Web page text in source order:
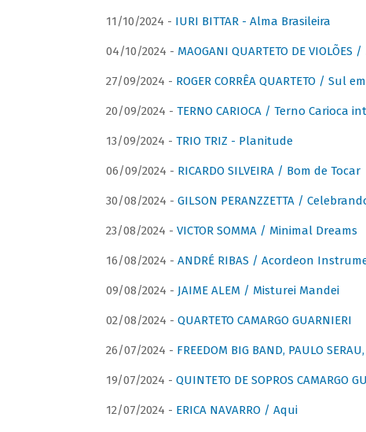
11/10/2024 - IURI BITTAR - Alma Brasileira
04/10/2024 - MAOGANI QUARTETO DE
27/09/2024 - ROGER CORRÊA QUARTETO / Sul
20/09/2024 - TERNO CARIOCA / Terno Carioca
13/09/2024 - TRIO TRIZ - Planitude
06/09/2024 - RICARDO SILVEIRA / Bom de Tocar
30/08/2024 - GILSON PERANZZETTA /
23/08/2024 - VICTOR SOMMA / Minimal Dreams
16/08/2024 - ANDRÉ RIBAS / Acordeon
09/08/2024 - JAIME ALEM / Misturei Mandei
02/08/2024 - QUARTETO CAMARGO GUARNIERI
26/07/2024 - FREEDOM BIG BAND, PAULO
19/07/2024 - QUINTETO DE SOPROS
12/07/2024 - ERICA NAVARRO / Aqui